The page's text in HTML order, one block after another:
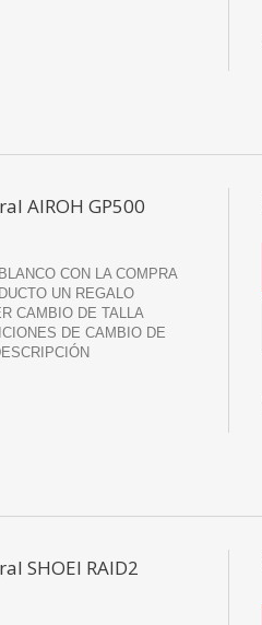
AIROH GP500
CON LA COMPRA
UN REGALO
CAMBIO DE TALLA
DE CAMBIO DE
SHOEI RAID2